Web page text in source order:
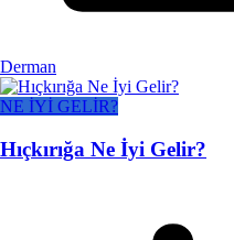
Derman
NE İYİ GELİR?
Hıçkırığa Ne İyi Gelir?